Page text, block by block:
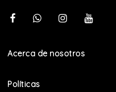
Acerca de nosotros
Políticas